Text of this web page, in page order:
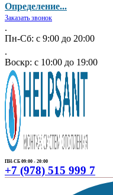
Определение...
Заказать звонок
.
Пн-Сб: с 9:00 до 20:00
.
Воскр: с 10:00 до 19:00
ПН-СБ 09:00 - 20:00
+7 (978) 515 999 7